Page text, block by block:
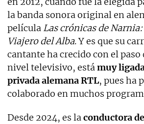
la banda sonora original en
película Las crónicas de
Viajero del Alba. Y es que su
cantante ha crecido con el paso
nivel televisivo, estámuy
privada alemana RTL, pues ha
colaborado en muchos
Desde 2024, es laconductora